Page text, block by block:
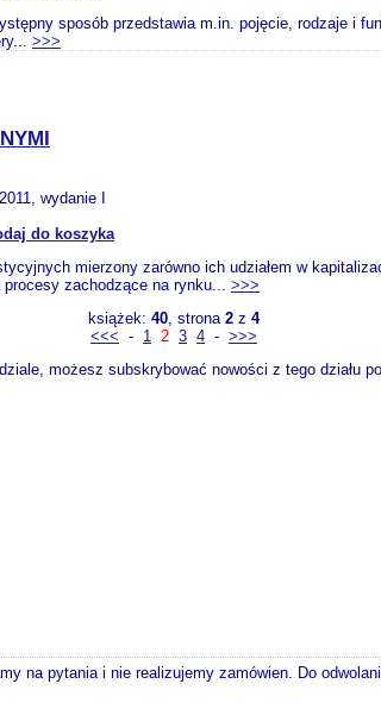
sposób przedstawia m.in. pojęcie, rodzaje i
>>>
wydanie I
do koszyka
mierzony zarówno ich udziałem w
procesy zachodzące na rynku... >>>
książek: 40, strona 2 z 4
<<< - 1 2 3 4 - >>>
możesz subskrybować nowości z tego działu
na pytania i nie realizujemy zamówien. Do